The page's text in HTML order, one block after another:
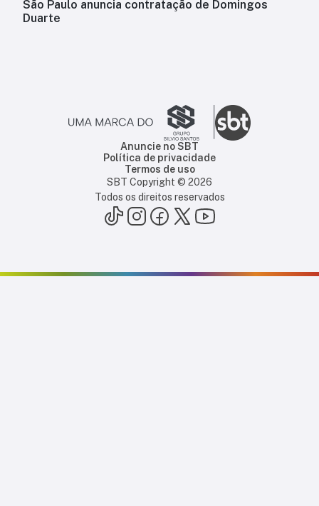
São Paulo anuncia contratação de Domingos
Duarte
Anuncie no SBT
Política de privacidade
Termos de uso
SBT Copyright © 2026
Todos os direitos reservados